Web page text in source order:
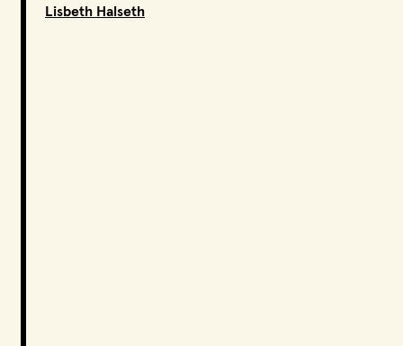
Lisbeth Halseth